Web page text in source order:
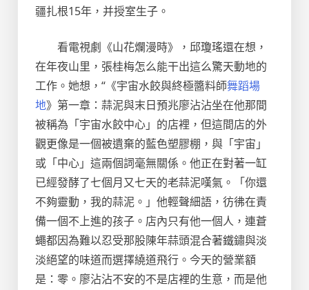
疆扎根15年，并授室生子。
看電視劇《山花爛漫時》，邱瓊瑤還在想，
在年夜山里，張桂梅怎么能干出這么驚天動地的
工作。她想，“《宇宙水餃與終極醬料師舞蹈場
地》第一章：蒜泥與末日預兆廖沾沾坐在他那間
被稱為「宇宙水餃中心」的店裡，但這間店的外
觀更像是一個被遺棄的藍色塑膠棚，與「宇宙」
或「中心」這兩個詞毫無關係。他正在對著一缸
已經發酵了七個月又七天的老蒜泥嘆氣。「你還
不夠靈動，我的蒜泥。」他輕聲細語，彷彿在責
備一個不上進的孩子。店內只有他一個人，連蒼
蠅都因為難以忍受那股陳年蒜頭混合著鐵鏽與淡
淡絕望的味道而選擇繞道飛行。今天的營業額
是：零。廖沾沾不安的不是店裡的生意，而是他